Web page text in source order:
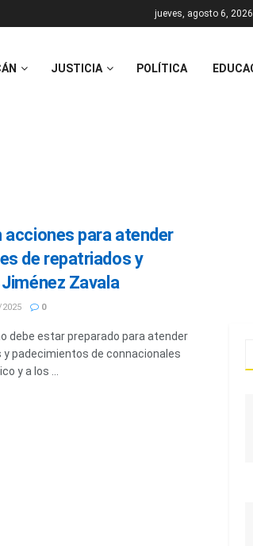
jueves, agosto 6, 2026
JUSTICIA POLÍTICA
acciones para atender
de repatriados y
Zavala
0
debe estar preparado para atender
y padecimientos de connacionales
y a los ...